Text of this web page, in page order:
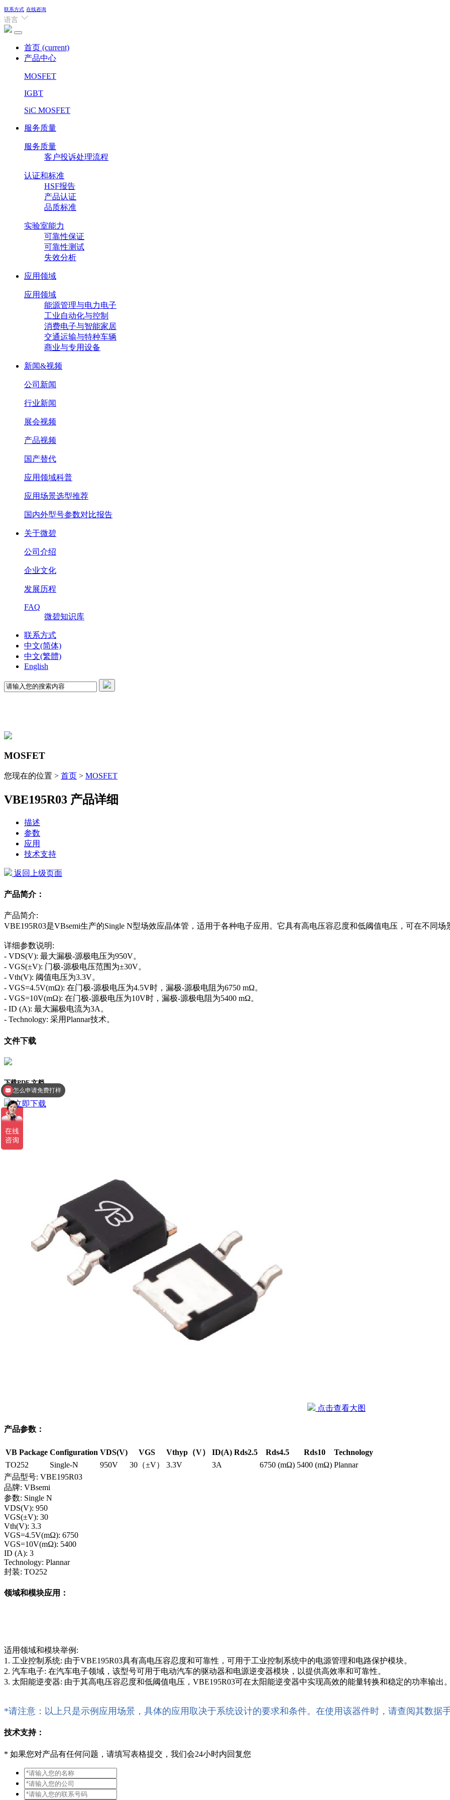
联系方式 在线咨询
语言
首页 (current)
产品中心
MOSFET
IGBT
SiC MOSFET
服务质量
服务质量
客户投诉处理流程
认证和标准
HSF报告
产品认证
品质标准
实验室能力
可靠性保证
可靠性测试
失效分析
应用领域
应用领域
能源管理与电力电子
工业自动化与控制
消费电子与智能家居
交通运输与特种车辆
商业与专用设备
新闻&视频
公司新闻
行业新闻
展会视频
产品视频
国产替代
应用领域科普
应用场景选型推荐
国内外型号参数对比报告
关于微碧
公司介绍
企业文化
发展历程
FAQ
微碧知识库
联系方式
中文(简体)
中文(繁體)
English
MOSFET
您现在的位置 > 首页 > MOSFET
VBE195R03 产品详细
描述
参数
应用
技术支持
返回上级页面
产品简介：
产品简介:
VBE195R03是VBsemi生产的Single N型场效应晶体管，适用于各种电子应用。它具有高电压容忍度和低阈值电压，可在不同场
详细参数说明:
- VDS(V): 最大漏极-源极电压为950V。
- VGS(±V): 门极-源极电压范围为±30V。
- Vth(V): 阈值电压为3.3V。
- VGS=4.5V(mΩ): 在门极-源极电压为4.5V时，漏极-源极电阻为6750 mΩ。
- VGS=10V(mΩ): 在门极-源极电压为10V时，漏极-源极电阻为5400 mΩ。
- ID (A): 最大漏极电流为3A。
- Technology: 采用Plannar技术。
文件下载
下载PDF 文档
立即下载
点击查看大图
产品参数：
VB Package Configuration VDS(V) VGS Vthyp（V） ID(A) Rds2.5 Rds4.5 Rds10
Technology
TO252
Single-N 950V 30（±V） 3.3V 3A 6750 (mΩ) 5400 (mΩ) Plannar
产品型号: VBE195R03
品牌: VBsemi
参数: Single N
VDS(V): 950
VGS(±V): 30
Vth(V): 3.3
VGS=4.5V(mΩ): 6750
VGS=10V(mΩ): 5400
ID (A): 3
Technology: Plannar
封装: TO252
领域和模块应用：
适用领域和模块举例:
1. 工业控制系统: 由于VBE195R03具有高电压容忍度和可靠性，可用于工业控制系统中的电源管理和电路保护模块。
2. 汽车电子: 在汽车电子领域，该型号可用于电动汽车的驱动器和电源逆变器模块，以提供高效率和可靠性。
3. 太阳能逆变器: 由于其高电压容忍度和低阈值电压，VBE195R03可在太阳能逆变器中实现高效的能量转换和稳定的功率输出。
*请注意：以上只是示例应用场景，具体的应用取决于系统设计的要求和条件。在使用该器件时，请查阅其数据
技术支持：
* 如果您对产品有任何问题，请填写表格提交，我们会24小时内回复您
怎么申请免费打样
现在有优惠活动么